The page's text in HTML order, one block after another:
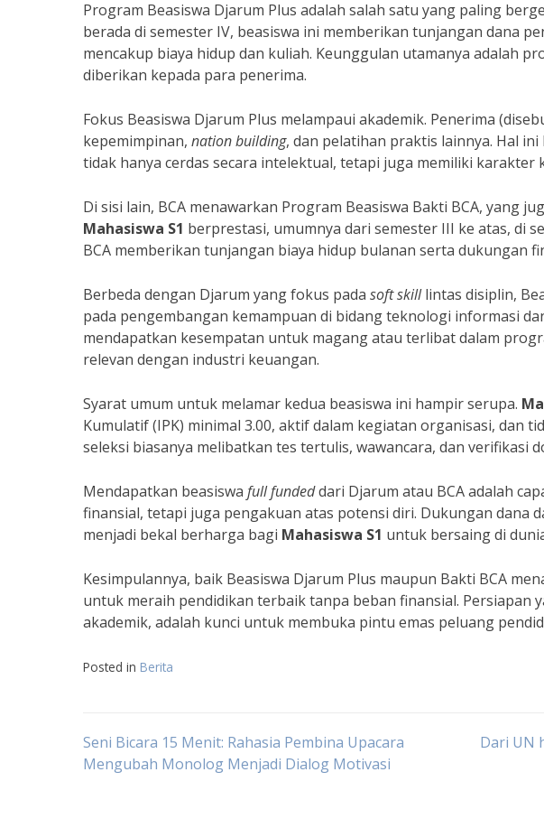
Program Beasiswa Djarum Plus adalah salah satu yang paling
berada di semester IV, beasiswa ini memberikan tunjangan dana
mencakup biaya hidup dan kuliah. Keunggulan utamanya adalah
diberikan kepada para penerima.
Fokus Beasiswa Djarum Plus melampaui akademik. Penerima
kepemimpinan, nation building, dan pelatihan praktis lainnya. Hal
tidak hanya cerdas secara intelektual, tetapi juga memiliki karakter
Di sisi lain, BCA menawarkan Program Beasiswa Bakti BCA, yang
Mahasiswa S1 berprestasi, umumnya dari semester III ke atas, di
BCA memberikan tunjangan biaya hidup bulanan serta dukungan
Berbeda dengan Djarum yang fokus pada soft skilllintas disiplin,
pada pengembangan kemampuan di bidang teknologi informasi
mendapatkan kesempatan untuk magang atau terlibat dalam
relevan dengan industri keuangan.
Syarat umum untuk melamar kedua beasiswa ini hampir serupa.
Kumulatif (IPK) minimal 3.00, aktif dalam kegiatan organisasi, dan
seleksi biasanya melibatkan tes tertulis, wawancara, dan verifikasi
Mendapatkan beasiswa full fundeddari Djarum atau BCA adalah
finansial, tetapi juga pengakuan atas potensi diri. Dukungan dana
menjadi bekal berharga bagi Mahasiswa S1 untuk bersaing di
Kesimpulannya, baik Beasiswa Djarum Plus maupun Bakti BCA
untuk meraih pendidikan terbaik tanpa beban finansial. Persiapan
akademik, adalah kunci untuk membuka pintu emas peluang
Posted in Berita
Navigasi
Seni Bicara 15 Menit: Rahasia Pembina Upacara
Mengubah Monolog Menjadi Dialog Motivasi
Dari UN